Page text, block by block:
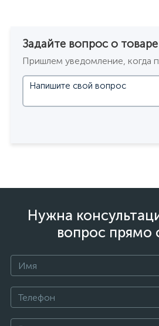
Задайте вопрос о товаре
Пришлем уведомление, когда
Нужна
вопрос прямо